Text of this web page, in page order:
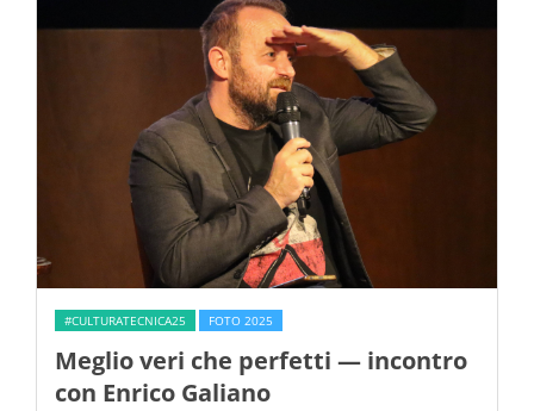
#CULTURATECNICA25 FOTO 2025
Meglio veri che perfetti — incontro
con Enrico Galiano